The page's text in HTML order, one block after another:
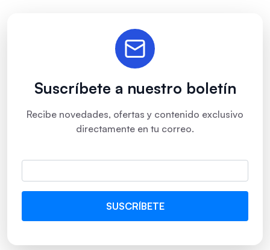
Suscríbete a nuestro boletín
Recibe novedades, ofertas y contenido exclusivo
directamente en tu correo.